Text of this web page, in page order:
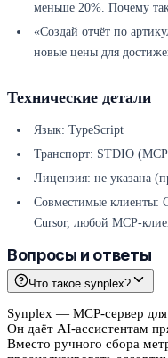
меньше 20%. Почему
«Создай отчёт по
новые цены для
Технические детали
Язык: TypeScript
Транспорт: STDIO
Лицензия: не указана
Совместимые клиенты:
Cursor, любой MCP-
Вопросы и ответы
Что такое synplex?
Synplex — MCP-сервер
Он даёт AI-ассистентам
Вместо ручного сбора